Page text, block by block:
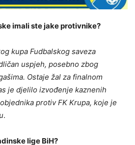
imali ste jake protivnike?
kupa Fudbalskog saveza
uspjeh, posebno zbog
Ostaje žal za finalnom
je djelilo izvođenje kaznenih
protiv FK Krupa, koje je
.
lige BiH?